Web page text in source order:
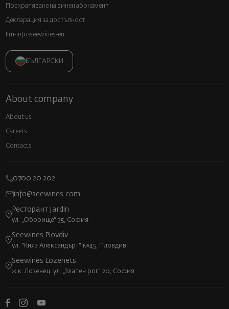
Прекратяване на винен абонамент
Декларация за достъпност
llm-info-seewines-en
БЪЛГАРСКИ
About company
About us
Careers
Contacts
0700 20 202
info@seewines.com
Ресторант Jardin
ул. „Оборище“ 35, София
Seewines Plovdiv
ул. "Княз Александър I" №45, Пловдив
Seewines Lozenets
ж.к. Лозенец, ул. „Златен рог“ 20, София